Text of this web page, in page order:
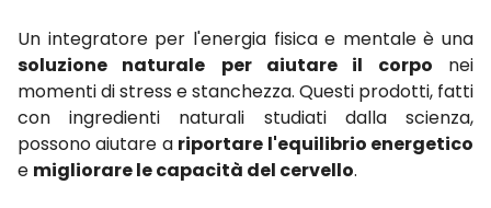
Un integratore per l'energia fisica e mentale è una
soluzione naturale
per aiutare il corpo nei
momenti di stress e stanchezza. Questi prodotti, fatti
con ingredienti naturali studiati dalla scienza,
possono aiutare a riportare l'equilibrio energetico
e migliorare le capacità del cervello.